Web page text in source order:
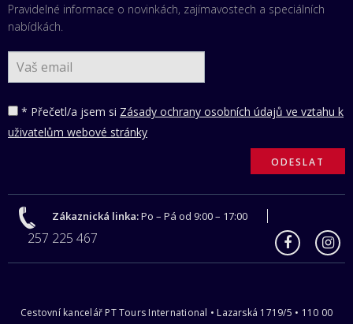
Pravidelné informace o novinkách, zajímavostech a speciálních
nabídkách.
* Přečetl/a jsem si Zásady ochrany osobních údajů ve vztahu k
uživatelům webové stránky
Zákaznická linka:Po – Pá od 9:00 – 17:00
257 225 467
Cestovní kancelář PT Tours International • Lazarská 1719/5 • 110 00